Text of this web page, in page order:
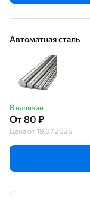
Автоматная сталь
В наличии
От 80 ₽
Цена от 19.07.2026